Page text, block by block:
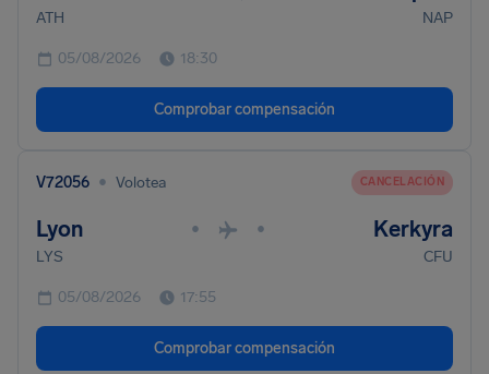
ATH NAP
05/08/2026 18:30
Comprobar compensación
V72056 • Volotea CANCELACIÓN
Lyon • • Kerkyra
LYS CFU
05/08/2026 17:55
Comprobar compensación